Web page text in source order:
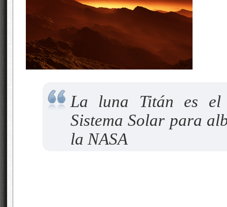
La luna Titán es
Sistema Solar para
la NASA